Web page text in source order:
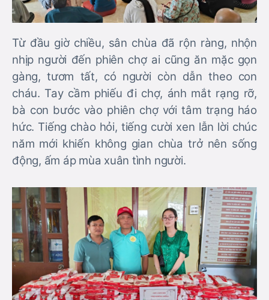
Từ đầu giờ chiều, sân chùa đã rộn ràng, nhộn
nhịp người đến phiên chợ ai cũng ăn mặc gọn
gàng, tươm tất, có người còn dẫn theo con
cháu. Tay cầm phiếu đi chợ, ánh mắt rạng rỡ,
bà con bước vào phiên chợ với tâm trạng háo
hức. Tiếng chào hỏi, tiếng cười xen lẫn lời chúc
năm mới khiến không gian chùa trở nên sống
động, ấm áp mùa xuân tình người.